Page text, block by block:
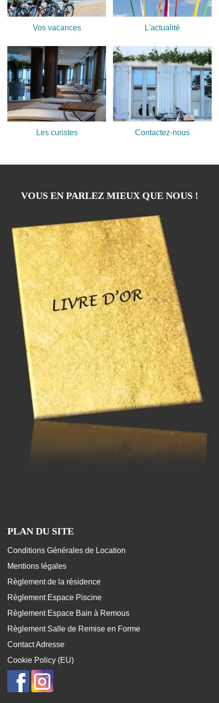
Vos vacances L'actualité
Les curistes Contactez-nous
VOUS EN PARLEZ MIEUX QUE NOUS !
PLAN DU SITE
Conditions Générales de Location
Mentions légales
Règlement de la résidence
Règlement Espace Piscine
Règlement Espace Bain à Remous
Règlement Salle de Remise en Forme
Contact Adresse
Cookie Policy (EU)